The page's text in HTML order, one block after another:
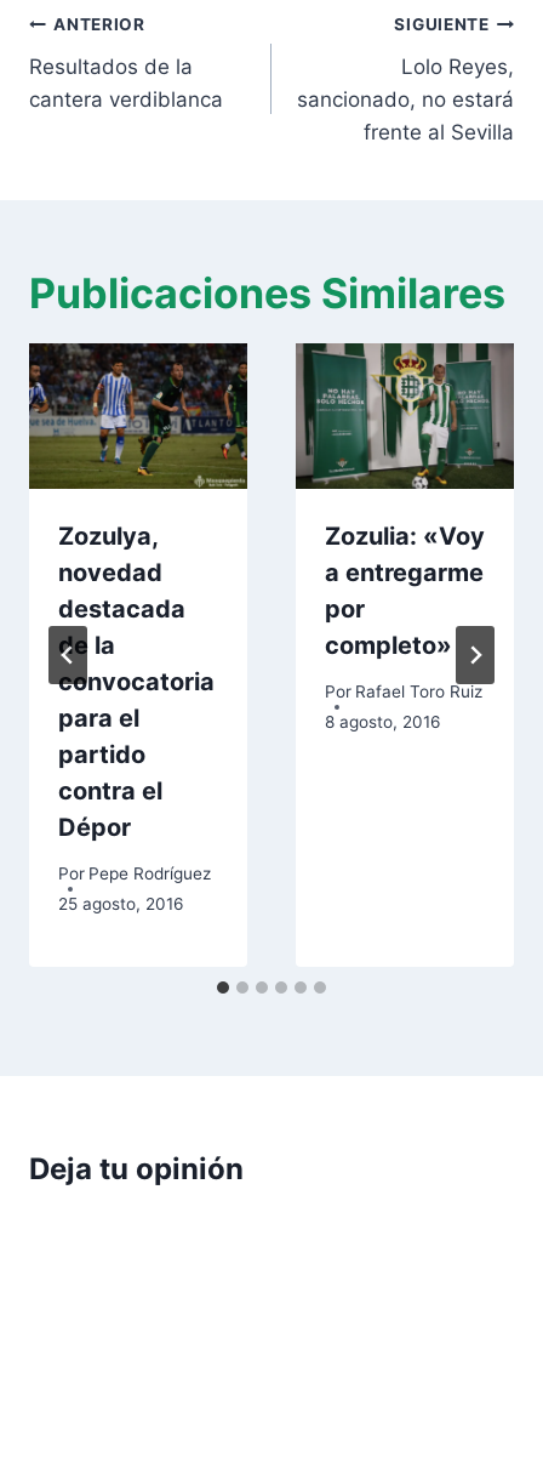
Navegación
de
entradas
ANTERIOR
Resultados de la
cantera verdiblanca
SIGUIENTE
Lolo Reyes,
sancionado, no estará
frente al Sevilla
Publicaciones Similares
Zozulya,
novedad
destacada
de la
convocatoria
para el
partido
contra el
Dépor
Por Pepe Rodríguez
25 agosto, 2016
Zozulia: «Voy
a entregarme
por
completo»
Por Rafael Toro Ruiz
8 agosto, 2016
Deja tu opinión